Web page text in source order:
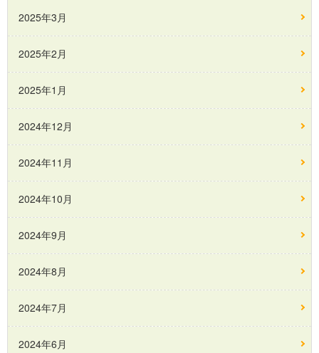
2025年3月
2025年2月
2025年1月
2024年12月
2024年11月
2024年10月
2024年9月
2024年8月
2024年7月
2024年6月